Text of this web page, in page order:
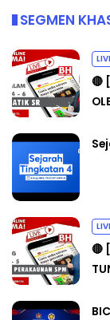
SEGMEN
🔴
🔴